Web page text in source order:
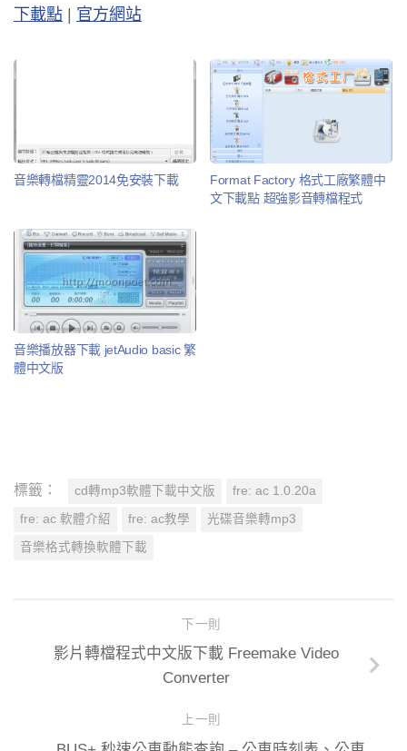
下載點 | 官方網站
音樂轉檔精靈2014免安裝下載
Format Factory 格式工廠繁體中
文下載點 超強影音轉檔程式
音樂播放器下載 jetAudio basic 繁
體中文版
標籤： cd轉mp3軟體下載中文版 fre: ac 1.0.20a
fre: ac 軟體介紹 fre: ac教學 光碟音樂轉mp3
音樂格式轉換軟體下載
下一則
影片轉檔程式中文版下載 Freemake Video
Converter
上一則